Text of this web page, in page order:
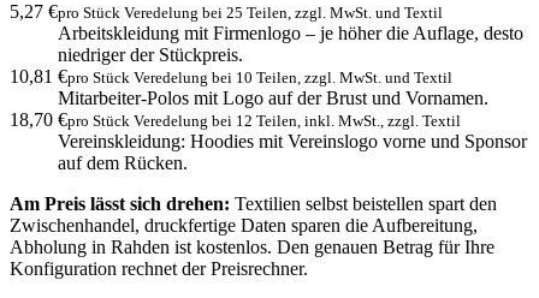
5,27 €pro Stück Veredelung bei 25 Teilen, zzgl. MwSt. und Textil
Arbeitskleidung mit Firmenlogo – je höher die Auflage, desto
niedriger der Stückpreis.
10,81 €pro Stück Veredelung bei 10 Teilen, zzgl. MwSt. und Textil
Mitarbeiter-Polos mit Logo auf der Brust und Vornamen.
18,70 €pro Stück Veredelung bei 12 Teilen, inkl. MwSt., zzgl. Textil
Vereinskleidung: Hoodies mit Vereinslogo vorne und Sponsor
auf dem Rücken.
Am Preis lässt sich drehen: Textilien selbst beistellen spart den
Zwischenhandel, druckfertige Daten sparen die Aufbereitung,
Abholung in Rahden ist kostenlos. Den genauen Betrag für Ihre
Konfiguration rechnet der Preisrechner.